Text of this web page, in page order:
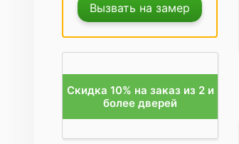
Вызвать на замер
Скидка 10% на заказ из 2 и
более дверей